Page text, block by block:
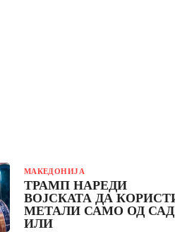
МАКЕДОНИЈА
ТРАМП НАРЕДИ
ВОЈСКАТА ДА
МЕТАЛИ САМО ОД САД
ИЛИ